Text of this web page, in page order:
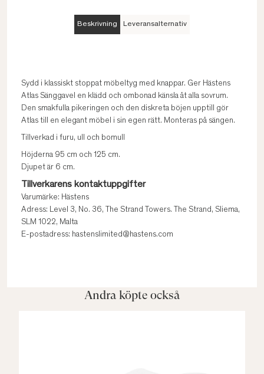
Beskrivning Leveransalternativ
Sydd i klassiskt stoppat möbeltyg med knappar. Ger Hästens
Atlas Sänggavel en klädd och ombonad känsla åt alla sovrum.
Den smakfulla pikeringen och den diskreta böjen upptill gör
Atlas till en elegant möbel i sin egen rätt. Monteras på sängen.
Tillverkad i furu, ull och bomull
Höjderna 95 cm och 125 cm.
Djupet är 6 cm.
Tillverkarens kontaktuppgifter
Varumärke: Hästens
Adress: Level 3, No. 36, The Strand Towers. The Strand, Sliema,
SLM 1022, Malta
E-postadress: hastenslimited@hastens.com
Andra köpte också